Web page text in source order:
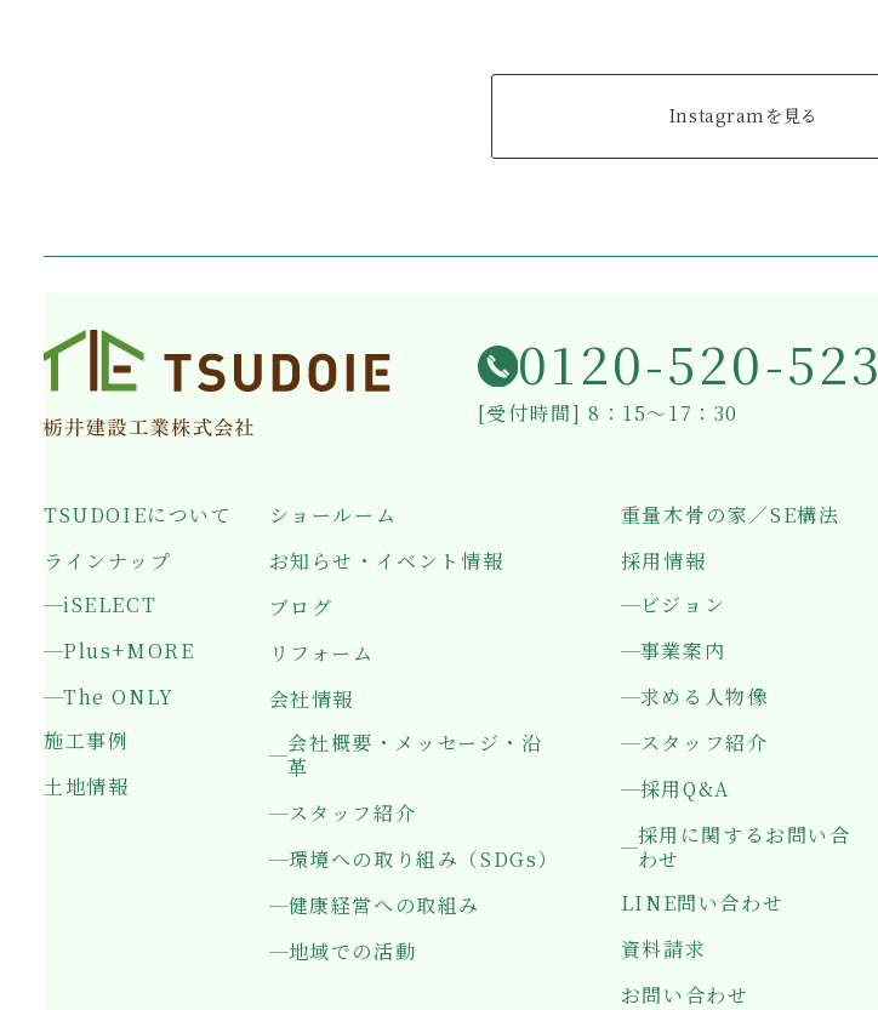
Instagramを見る
0120-520-523
[受付時間] 8：15～17：30
TSUDOIEについて
ラインナップ
iSELECT
Plus+MORE
The ONLY
施工事例
土地情報
ショールーム
お知らせ・イベント情報
ブログ
リフォーム
会社情報
会社概要・メッセージ・沿
革
スタッフ紹介
環境への取り組み（SDGs）
健康経営への取組み
地域での活動
重量木骨の家／SE構法
採用情報
ビジョン
事業案内
求める人物像
スタッフ紹介
採用Q&A
採用に関するお問い合
わせ
LINE問い合わせ
資料請求
お問い合わせ